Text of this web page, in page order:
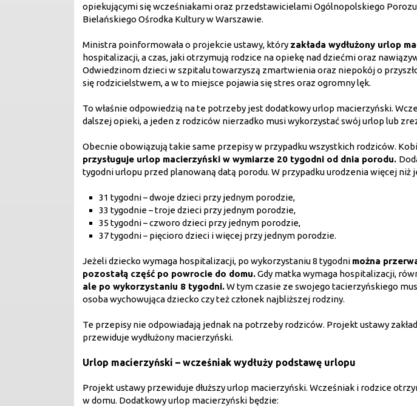
opiekującymi się wcześniakami oraz przedstawicielami Ogólnopolskiego
Bielańskiego Ośrodka Kultury w Warszawie.
Ministra poinformowała o projekcie ustawy, który zakłada wydłużony urlop
hospitalizacji, a czas, jaki otrzymują rodzice na opiekę nad dziećmi oraz
Odwiedzinom dzieci w szpitalu towarzyszą zmartwienia oraz niepokój o
się rodzicielstwem, a w to miejsce pojawia się stres oraz ogromny lęk.
To właśnie odpowiedzią na te potrzeby jest dodatkowy urlop macierzyński.
dalszej opieki, a jeden z rodziców nierzadko musi wykorzystać swój urlop lub
Obecnie obowiązują takie same przepisy w przypadku wszystkich rodziców.
przysługuje urlop macierzyński w wymiarze 20 tygodni od dnia porodu.
tygodni urlopu przed planowaną datą porodu. W przypadku urodzenia więcej niż
31 tygodni – dwoje dzieci przy jednym porodzie,
33 tygodnie – troje dzieci przy jednym porodzie,
35 tygodni – czworo dzieci przy jednym porodzie,
37 tygodni – pięcioro dzieci i więcej przy jednym porodzie.
Jeżeli dziecko wymaga hospitalizacji, po wykorzystaniu 8 tygodni można
pozostałą część po powrocie do domu.Gdy matka wymaga hospitalizacji,
ale po wykorzystaniu 8 tygodni.W tym czasie ze swojego tacierzyńskiego
osoba wychowująca dziecko czy też członek najbliższej rodziny.
Te przepisy nie odpowiadają jednak na potrzeby rodziców. Projekt ustawy
przewiduje wydłużony macierzyński.
Urlop macierzyński – wcześniak wydłuży podstawę urlopu
Projekt ustawy przewiduje dłuższy urlop macierzyński. Wcześniak i rodzice
w domu. Dodatkowy urlop macierzyński będzie: